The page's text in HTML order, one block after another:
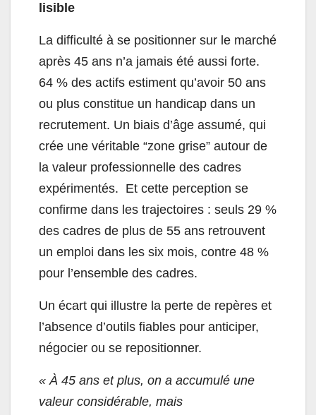
lisible
La difficulté à se positionner sur le marché
après 45 ans n’a jamais été aussi forte.
64 % des actifs estiment qu’avoir 50 ans
ou plus constitue un handicap dans un
recrutement. Un biais d’âge assumé, qui
crée une véritable “zone grise” autour de
la valeur professionnelle des cadres
expérimentés. Et cette perception se
confirme dans les trajectoires : seuls 29 %
des cadres de plus de 55 ans retrouvent
un emploi dans les six mois, contre 48 %
pour l’ensemble des cadres.
Un écart qui illustre la perte de repères et
l’absence d’outils fiables pour anticiper,
négocier ou se repositionner.
« À 45 ans et plus, on a accumulé une
valeur considérable, mais